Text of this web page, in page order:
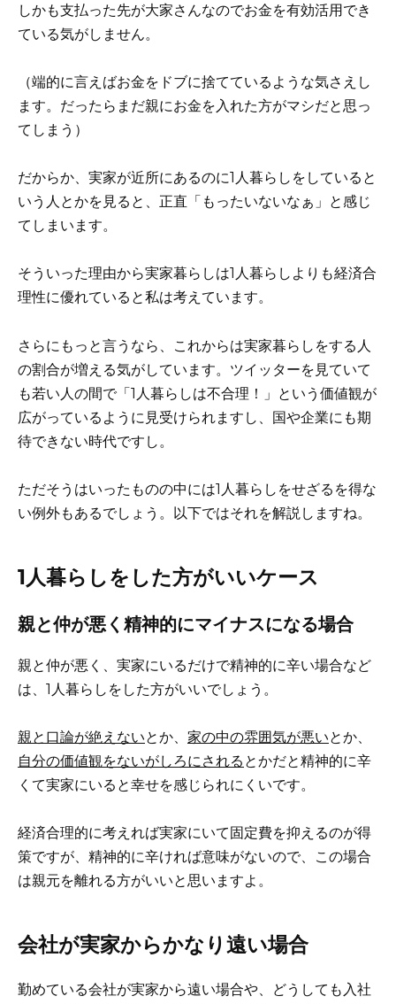
しかも支払った先が大家さんなのでお金を有効活用でき
ている気がしません。
（端的に言えばお金をドブに捨てているような気さえし
ます。だったらまだ親にお金を入れた方がマシだと思っ
てしまう）
だからか、実家が近所にあるのに1人暮らしをしていると
いう人とかを見ると、正直「もったいないなぁ」と感じ
てしまいます。
そういった理由から実家暮らしは1人暮らしよりも経済合
理性に優れていると私は考えています。
さらにもっと言うなら、これからは実家暮らしをする人
の割合が増える気がしています。ツイッターを見ていて
も若い人の間で「1人暮らしは不合理！」という価値観が
広がっているように見受けられますし、国や企業にも期
待できない時代ですし。
ただそうはいったものの中には1人暮らしをせざるを得な
い例外もあるでしょう。以下ではそれを解説しますね。
1人暮らしをした方がいいケース
親と仲が悪く精神的にマイナスになる場合
親と仲が悪く、実家にいるだけで精神的に辛い場合など
は、1人暮らしをした方がいいでしょう。
親と口論が絶えないとか、 家の中の雰囲気が悪いとか、
自分の価値観をないがしろにされる とかだと精神的に辛
くて実家にいると幸せを感じられにくいです。
経済合理的に考えれば実家にいて固定費を抑えるのが得
策ですが、精神的に辛ければ意味がないので、この場合
は親元を離れる方がいいと思いますよ。
会社が実家からかなり遠い場合
勤めている会社が実家から遠い場合や、どうしても入社